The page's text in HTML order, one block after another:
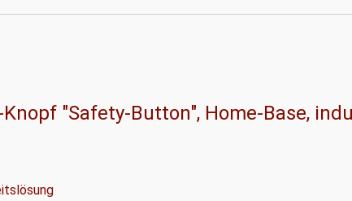
"Safety-Button", Home-Base,